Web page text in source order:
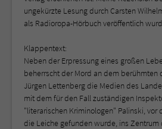
ungekürzte Lesung durch Carsten
als Radioropa-Hörbuch veröffentlich
Klappentext:
Neben der Erpressung eines großen
beherrscht der Mord an dem berühmten
Jürgen Lettenberg die Medien des
mit dem für den Fall zuständigen
"literarischen Kriminologen" Palinski, vor
die Leiche gefunden wurde, ins Zentrum